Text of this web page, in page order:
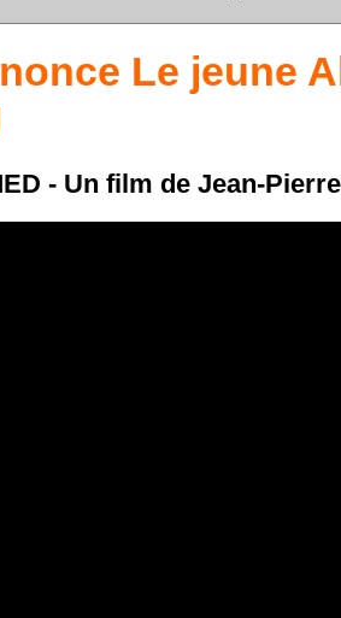
Le jeune
- Un film de Jean-